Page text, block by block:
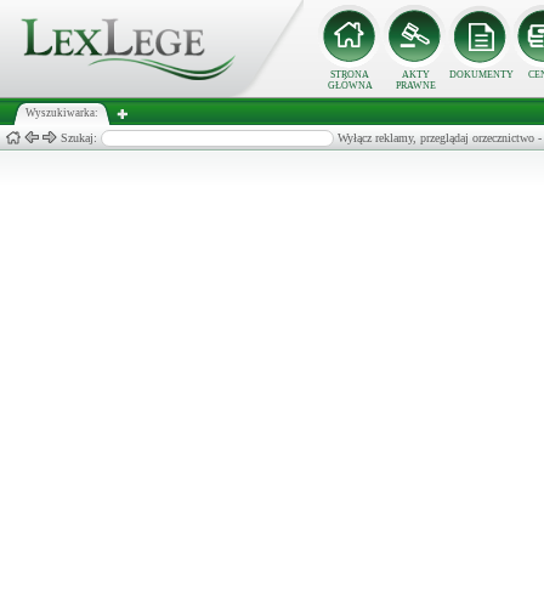
STRONA
GŁÓWNA
AKTY
PRAWNE
DOKUMENTY
Wyszukiwarka:
Szukaj: Wyłącz reklamy, przeglądaj